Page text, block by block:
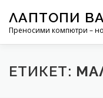
ЛАПТОПИ
Преносими компютри –
РЕМОНТ НА
ЕТИКЕТ: